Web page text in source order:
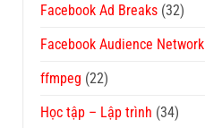
Facebook Ad Breaks (32)
Facebook Audience Network
ffmpeg (22)
Học tập – Lập trình (34)